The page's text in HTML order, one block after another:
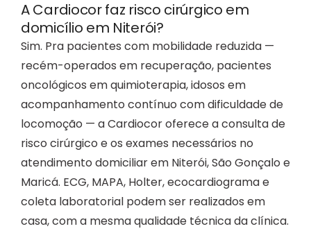
A Cardiocor faz risco cirúrgico em
domicílio em Niterói?
Sim. Pra pacientes com mobilidade reduzida —
recém-operados em recuperação, pacientes
oncológicos em quimioterapia, idosos em
acompanhamento contínuo com dificuldade de
locomoção — a Cardiocor oferece a consulta de
risco cirúrgico e os exames necessários no
atendimento domiciliar em Niterói, São Gonçalo e
Maricá. ECG, MAPA, Holter, ecocardiograma e
coleta laboratorial podem ser realizados em
casa, com a mesma qualidade técnica da clínica.